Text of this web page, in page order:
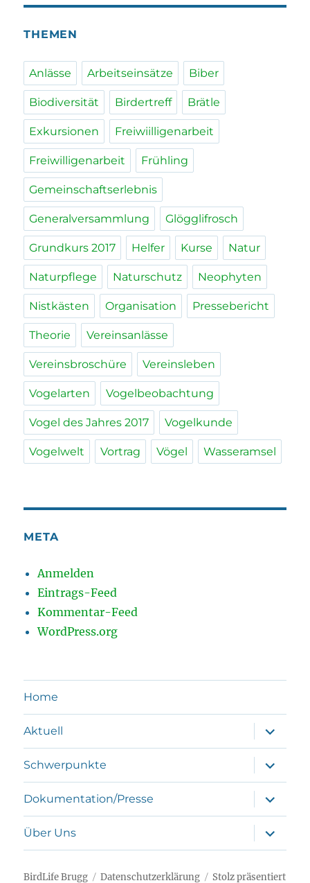
THEMEN
Anlässe Arbeitseinsätze Biber
Biodiversität Birdertreff Brätle
Exkursionen Freiwiilligenarbeit
Freiwilligenarbeit Frühling
Gemeinschaftserlebnis
Generalversammlung Glögglifrosch
Grundkurs 2017 Helfer Kurse Natur
Naturpflege Naturschutz Neophyten
Nistkästen Organisation Pressebericht
Theorie Vereinsanlässe
Vereinsbroschüre Vereinsleben
Vogelarten Vogelbeobachtung
Vogel des Jahres 2017 Vogelkunde
Vogelwelt Vortrag Vögel Wasseramsel
META
Anmelden
Eintrags-Feed
Kommentar-Feed
WordPress.org
Home
Aktuell
öffnen
Schwerpunkte
öffnen
Dokumentation/Presse
öffnen
Über Uns
öffnen
BirdLife Brugg Datenschutzerklärung Stolz präsentiert